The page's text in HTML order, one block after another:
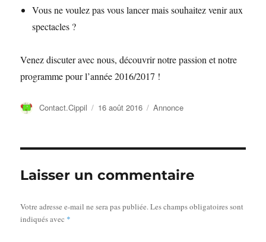
Vous ne voulez pas vous lancer mais souhaitez venir aux
spectacles ?
Venez discuter avec nous, découvrir notre passion et notre
programme pour l’année 2016/2017 !
Auteur
Contact.Cippil
Publié
16 août 2016 Catégories
Annonce
Laisser un commentaire
Votre adresse e-mail ne sera pas publiée.Les champs obligatoires sont
indiqués avec *